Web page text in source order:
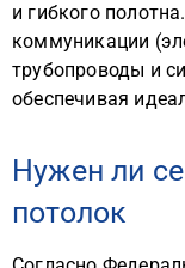
и гибкого
коммуникации
трубопроводы и
обеспечивая
Нужен ли
потолок